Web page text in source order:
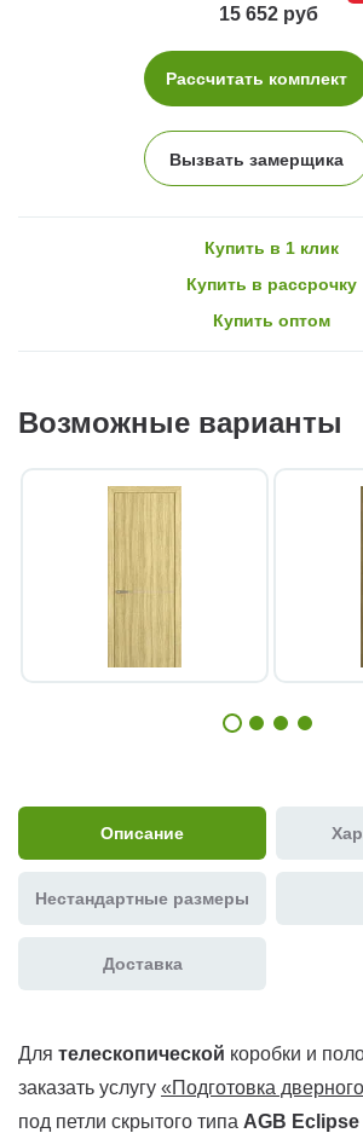
15 652 руб
Рассчитать комплект
Вызвать замерщика
Купить в 1 клик
Купить в рассрочку
Купить оптом
Возможные варианты
Описание
Нестандартные размеры
Доставка
Для телескопической коробки и
заказать услугу «Подготовка
под петли скрытого типа AGB Eclipse